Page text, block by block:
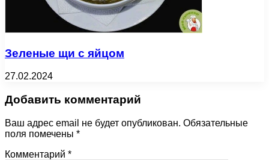
Зеленые щи с яйцом
27.02.2024
Добавить комментарий
Ваш адрес email не будет опубликован. Обязательные
поля помечены *
Комментарий *